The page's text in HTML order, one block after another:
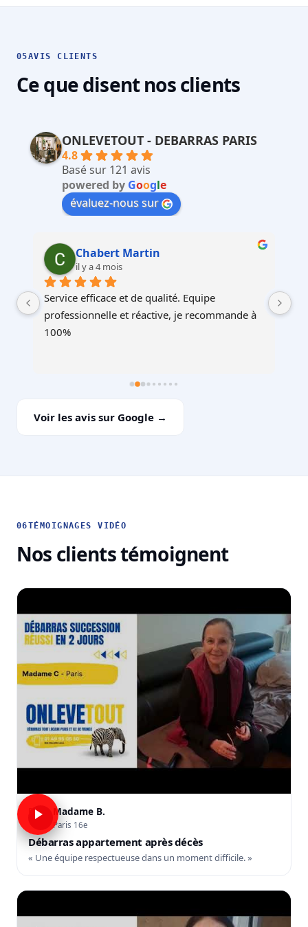
05AVIS CLIENTS
Ce que disent nos clients
ONLEVETOUT - DEBARRAS PARIS
4.8
Basé sur 121 avis
powered by Google
évaluez-nous sur
Martin Faliu
il y a 4 mois
Service au top, devis ultra rapide et cohérent,
équipes professionnelles et soignéesJe
recommande !
Voir les avis sur Google →
06TÉMOIGNAGES VIDÉO
Nos clients témoignent
Madame B.
Paris 16e
Débarras appartement après décès
« Une équipe respectueuse dans un moment difficile. »